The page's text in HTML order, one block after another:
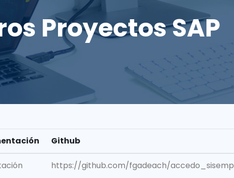
Proyectos SAP
Github
https://github.com/fgadeach/accedo_sisemp